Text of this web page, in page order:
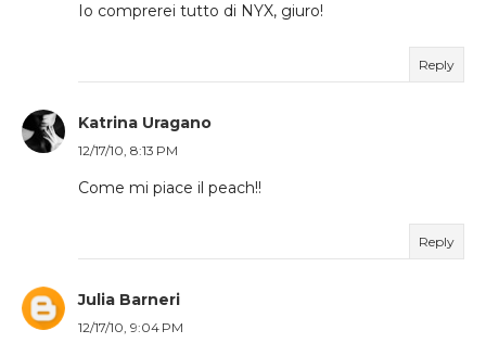
Io comprerei tutto di NYX, giuro!
Reply
Katrina Uragano
12/17/10, 8:13 PM
Come mi piace il peach!!
Reply
Julia Barneri
12/17/10, 9:04 PM